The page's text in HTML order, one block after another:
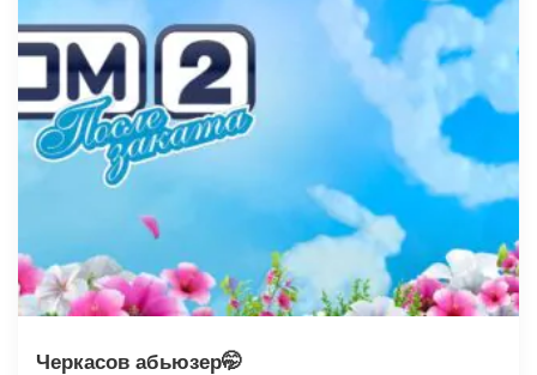
Черкасов абьюзер🤭